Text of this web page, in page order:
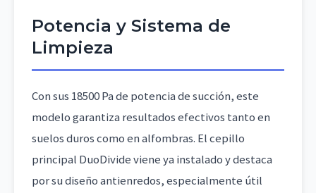
Potencia y Sistema de
Limpieza
Con sus 18500 Pa de potencia de succión, este
modelo garantiza resultados efectivos tanto en
suelos duros como en alfombras. El cepillo
principal DuoDivide viene ya instalado y destaca
por su diseño antienredos, especialmente útil